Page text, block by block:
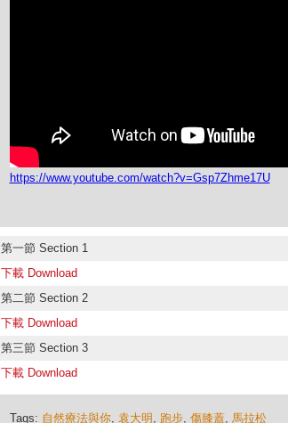
https://www.youtube.com/watch?v=Gsp7Zhme17U
第一節 Section 1
下載 Download
第二節 Section 2
下載 Download
第三節 Section 3
下載 Download
Tags: 自然療法與你, 袁大明 , 跑步, 傷膝蓋, 馬拉松